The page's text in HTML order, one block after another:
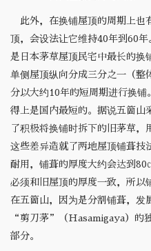
此外，在换铺屋顶的周期上也
顶，会设法让它维持40年到60
是日本茅草屋顶民宅中最长的换
单侧屋顶纵向分成三分之一（整
分以大约10年的短周期进行换
得上是国内最短的。据说五箇山
了积极将换铺时拆下的旧茅草，
这些差异造就了两地屋顶铺葺技
耐用，铺葺的厚度大约会达到80
必须和旧屋顶的厚度一致，所以
在五箇山，因为是分割铺葺，发
“剪刀茅”（Hasamigaya）的
部分。